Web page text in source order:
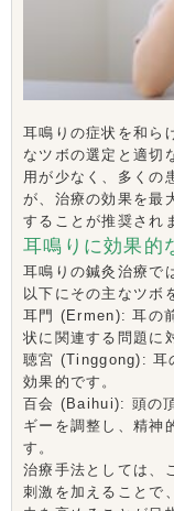
耳鳴りの症状を和ら
なツボの選定と適切
用が少なく、多くの
が、治療の効果を最
することが推奨され
耳鳴りに効果的
耳鳴りの鍼灸治療で
以下にその主なツボ
耳門 (Ermen): 耳の
状に関連する問題に
聴宮 (Tinggong): 耳
効果的です。
百会 (Baihui): 頭の
ギーを調整し、精神
す。
治療手法としては、
刺激を加えることで